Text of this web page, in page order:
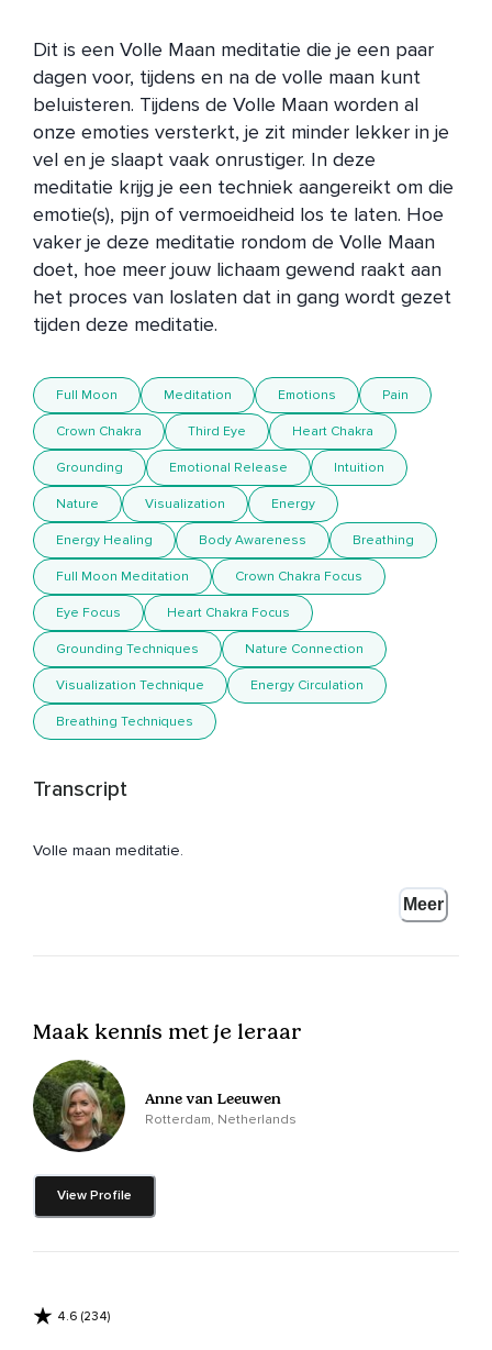
Dit is een Volle Maan meditatie die je een paar
dagen voor, tijdens en na de volle maan kunt
beluisteren. Tijdens de Volle Maan worden al
onze emoties versterkt, je zit minder lekker in je
vel en je slaapt vaak onrustiger. In deze
meditatie krijg je een techniek aangereikt om die
emotie(s), pijn of vermoeidheid los te laten. Hoe
vaker je deze meditatie rondom de Volle Maan
doet, hoe meer jouw lichaam gewend raakt aan
het proces van loslaten dat in gang wordt gezet
tijden deze meditatie.
Full Moon Meditation Emotions Pain
Crown Chakra Third Eye Heart Chakra
Grounding Emotional Release Intuition
Nature Visualization Energy
Energy Healing Body Awareness Breathing
Full Moon Meditation Crown Chakra Focus
Eye Focus Heart Chakra Focus
Grounding Techniques Nature Connection
Visualization Technique Energy Circulation
Breathing Techniques
Transcript
Volle maan meditatie.
En stel jezelf helemaal open om de zachte energie van de
Dus adem in.
Door je neus.
Nog een keer adem in.
En bereid als het ware je kruincentrum voor om de helende
Meer
Maak kennis met je leraar
Anne van Leeuwen
Rotterdam, Netherlands
View Profile
4.6 (234)